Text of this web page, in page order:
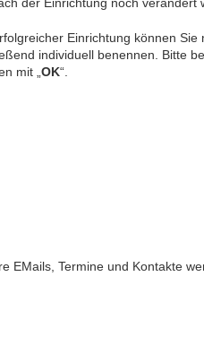
der Einrichtung noch verändert
Einrichtung können Sie
individuell benennen. Bitte
mit „ OK“.
EMails, Termine und Kontakte